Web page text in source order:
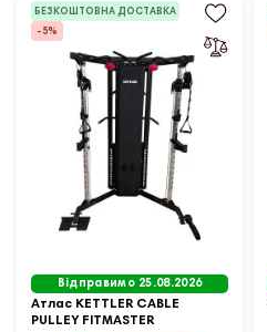
БЕЗКОШТОВНА ДОСТАВКА
-5%
Відправимо 25.08.2026
Атлас KETTLER CABLE
PULLEY FITMASTER